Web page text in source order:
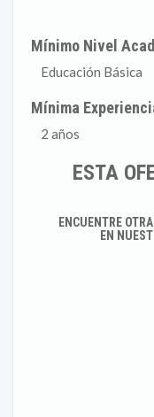
Mínimo Nivel
Educación Básica
Mínima
2 años
ESTA
ENCUENTRE
EN